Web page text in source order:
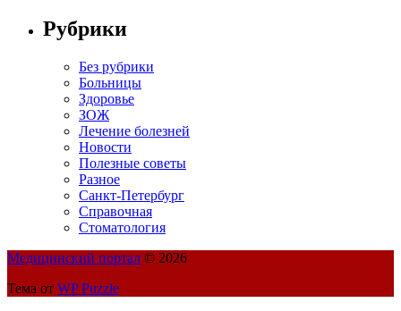
Рубрики
Без рубрики
Больницы
Здоровье
ЗОЖ
Лечение болезней
Новости
Полезные советы
Разное
Санкт-Петербург
Справочная
Стоматология
Медицинский портал © 2026
Тема от WP Puzzle